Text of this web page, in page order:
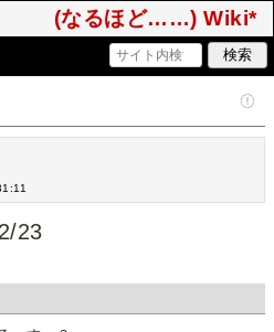
(なるほど……) Wiki*
23